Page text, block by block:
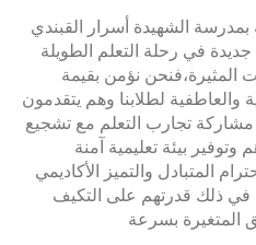
الشهيدة أسرار القبندي
جديدة في رحلة التعلم الطويلة
المثيرة،فنحن نؤمن بقيمة
والعاطفية لطلابنا وهم يتقدمون
مشاركة تجارب التعلم مع تشجيع
بيئة تعليمية آمنة
المتبادل والتميز الأكاديمي
في ذلك قدرتهم على التكيف
المتغيرة بسرعة